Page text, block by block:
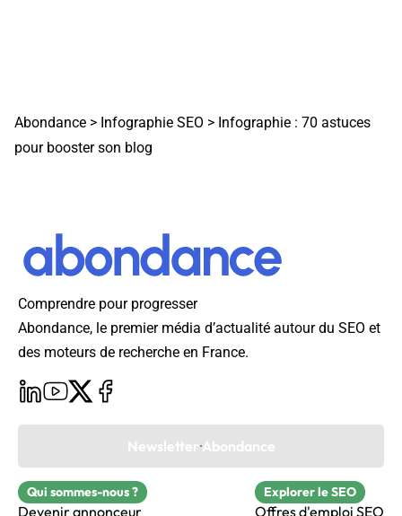
Abondance > Infographie SEO > Infographie : 70 astuces
pour booster son blog
Comprendre pour progresser
Abondance, le premier média d’actualité autour du SEO et
des moteurs de recherche en France.
Newsletter Abondance
Qui sommes-nous ?
Devenir annonceur
Explorer le SEO
Offres d'emploi SEO